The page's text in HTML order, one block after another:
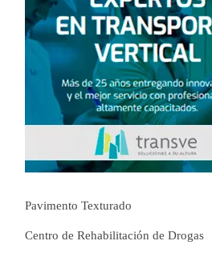
Pavimento Texturado
Centro de Rehabilitación de Drogas